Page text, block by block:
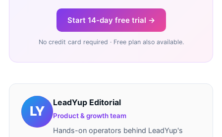
Start 14-day free trial →
No credit card required · Free plan also available.
LeadYup Editorial
Product & growth team
Hands-on operators behind LeadYup's